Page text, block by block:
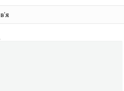
Словко